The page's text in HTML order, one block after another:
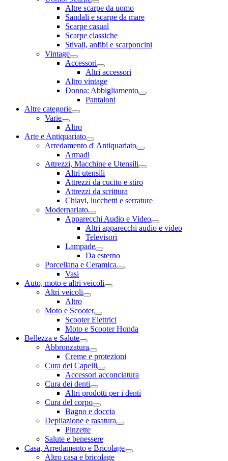
Altre scarpe da uomo
Sandali e scarpe da mare
Scarpe casual
Scarpe classiche
Stivali, anfibi e scarponcini
Vintage
Accessori
Altri accessori
Altro vintage
Donna: Abbigliamento
Pantaloni
Altre categorie
Varie
Altro
Arte e Antiquariato
Arredamento d' Antiquariato
Armadi
Attrezzi, Macchine e Utensili
Altri utensili
Attrezzi da cucito e stiro
Attrezzi da scrittura
Chiavi, lucchetti e serrature
Modernariato
Apparecchi Audio e Video
Altri apparecchi audio e video
Televisori
Lampade
Da esterno
Porcellana e Ceramica
Vasi
Auto, moto e altri veicoli
Altri veicoli
Altro
Moto e Scooter
Scooter Elettrici
Moto e Scooter Honda
Bellezza e Salute
Abbronzatura
Creme e protezioni
Cura dei Capelli
Accessori acconciatura
Cura dei denti
Altri prodotti per i denti
Cura del corpo
Bagno e doccia
Depilazione e rasatura
Pinzette
Salute e benessere
Casa, Arredamento e Bricolage
Altro casa e bricolage